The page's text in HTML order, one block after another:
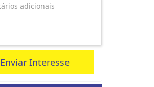
Enviar Interesse